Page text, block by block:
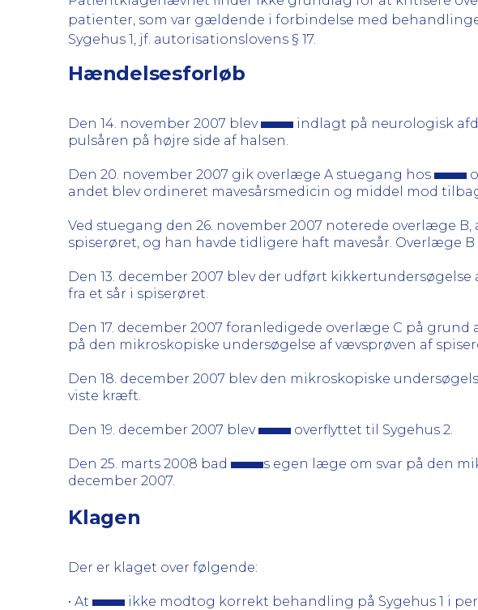
patienter, som var gældende i forbindelse med
Sygehus 1, jf. autorisationslovens § 17.
Hændelsesforløb
Den 14. november 2007 blev
indlagt på neurologisk
pulsåren på højre side af halsen.
Den 20. november 2007 gik overlæge A stuegang hos
andet blev ordineret mavesårsmedicin og middel mod
Ved stuegang den 26. november 2007 noterede overlæge B,
spiserøret, og han havde tidligere haft mavesår. Overlæge
Den 13. december 2007 blev der udført
fra et sår i spiserøret.
Den 17. december 2007 foranledigede overlæge C på
på den mikroskopiske undersøgelse af vævsprøven af
Den 18. december 2007 blev den mikroskopiske
viste kræft.
Den 19. december 2007 blev overflyttet til Sygehus 2.
Den 25. marts 2008 bad
s egen læge om svar på den
december 2007.
Klagen
Der er klaget over følgende:
• At ikke modtog korrekt behandling på Sygehus 1 i